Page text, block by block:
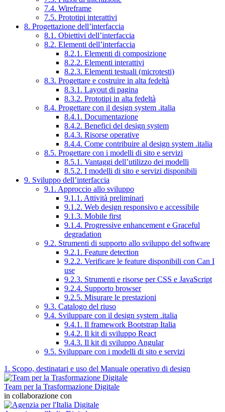
7.4. Wireframe
7.5. Prototipi interattivi
8. Progettazione dell’interfaccia
8.1. Obiettivi dell’interfaccia
8.2. Elementi dell’interfaccia
8.2.1. Elementi di composizione
8.2.2. Elementi interattivi
8.2.3. Elementi testuali (microtesti)
8.3. Progettare e costruire in alta fedeltà
8.3.1. Layout di pagina
8.3.2. Prototipi in alta fedeltà
8.4. Progettare con il design system .italia
8.4.1. Documentazione
8.4.2. Benefici del design system
8.4.3. Risorse operative
8.4.4. Come contribuire al design system .italia
8.5. Progettare con i modelli di sito e servizi
8.5.1. Vantaggi dell’utilizzo dei modelli
8.5.2. I modelli di sito e servizi disponibili
9. Sviluppo dell’interfaccia
9.1. Approccio allo sviluppo
9.1.1. Attività preliminari
9.1.2. Web design responsivo e accessibile
9.1.3. Mobile first
9.1.4. Progressive enhancement e Graceful
degradation
9.2. Strumenti di supporto allo sviluppo del software
9.2.1. Feature detection
9.2.2. Verificare le feature disponibili con Can I
use
9.2.3. Strumenti e risorse per CSS e JavaScript
9.2.4. Supporto browser
9.2.5. Misurare le prestazioni
9.3. Catalogo del riuso
9.4. Sviluppare con il design system .italia
9.4.1. Il framework Bootstrap Italia
9.4.2. Il kit di sviluppo React
9.4.3. Il kit di sviluppo Angular
9.5. Sviluppare con i modelli di sito e servizi
1. Scopo, destinatari e uso del Manuale operativo di design
Team per la Trasformazione Digitale
in collaborazione con